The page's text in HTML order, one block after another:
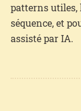
patterns utiles,
séquence, et
assisté par IA.